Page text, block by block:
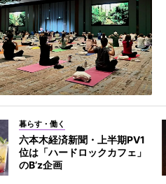
暮らす・働く
六本木経済新聞・上半期PV1
位は「ハードロックカフェ」
のB’z企画